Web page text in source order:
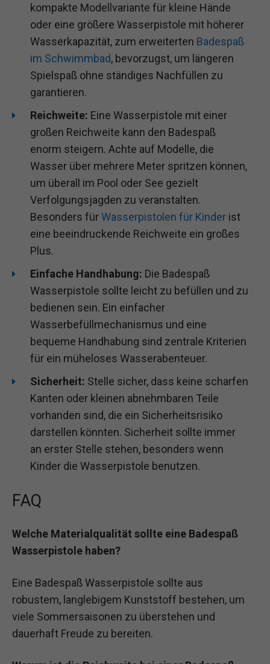
kompakte Modellvariante für kleine Hände
oder eine größere Wasserpistole mit höherer
Wasserkapazität, zum erweiterten Badespaß
im Schwimmbad, bevorzugst, um längeren
Spielspaß ohne ständiges Nachfüllen zu
garantieren.
Reichweite: Eine Wasserpistole mit einer
großen Reichweite kann den Badespaß
enorm steigern. Achte auf Modelle, die
Wasser über mehrere Meter spritzen können,
um überall im Pool oder See gezielt
Verfolgungsjagden zu veranstalten.
Besonders fürWasserpistolen für Kinder ist
eine beeindruckende Reichweite ein großes
Plus.
Einfache Handhabung: Die Badespaß
Wasserpistole sollte leicht zu befüllen und zu
bedienen sein. Ein einfacher
Wasserbefüllmechanismus und eine
bequeme Handhabung sind zentrale Kriterien
für ein müheloses Wasserabenteuer.
Sicherheit: Stelle sicher, dass keine scharfen
Kanten oder kleinen abnehmbaren Teile
vorhanden sind, die ein Sicherheitsrisiko
darstellen könnten. Sicherheit sollte immer
an erster Stelle stehen, besonders wenn
Kinder die Wasserpistole benutzen.
FAQ
Welche Materialqualität sollte eine Badespaß
Wasserpistole haben?
Eine Badespaß Wasserpistole sollte aus
robustem, langlebigem Kunststoff bestehen, um
viele Sommersaisonen zu überstehen und
dauerhaft Freude zu bereiten.